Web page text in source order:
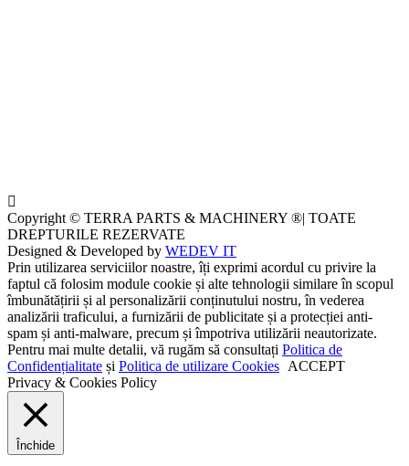
Copyright © TERRA PARTS & MACHINERY ®| TOATE
DREPTURILE REZERVATE
Designed & Developed by WEDEV IT
Prin utilizarea serviciilor noastre, îți exprimi acordul cu privire la
faptul că folosim module cookie și alte tehnologii similare în scopul
îmbunătățirii și al personalizării conținutului nostru, în vederea
analizării traficului, a furnizării de publicitate și a protecției anti-
spam și anti-malware, precum și împotriva utilizării neautorizate.
Pentru mai multe detalii, vă rugăm să consultați Politica de
Confidențialitate și Politica de utilizare Cookies ACCEPT
Privacy & Cookies Policy
Închide